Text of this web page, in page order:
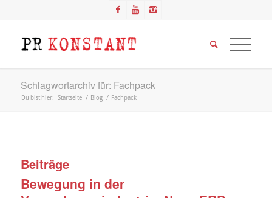
Schlagwortarchiv für: Fachpack
Du bist hier: Startseite / Blog / Fachpack
Beiträge
Bewegung in der